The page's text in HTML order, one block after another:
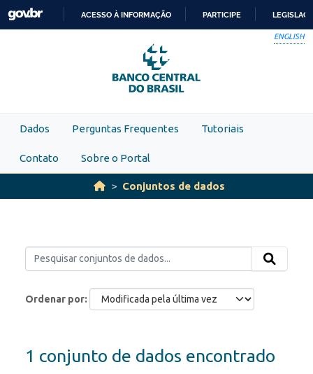
Skip to main content
PARA
O
CONTEÚDO
ACESSO À INFORMAÇÃO PARTICIPE
ENGLISH
Dados Perguntas Frequentes Tutoriais
Contato Sobre o Portal
Conjuntos de dados
Ordenar por
1 conjunto de dados encontrado